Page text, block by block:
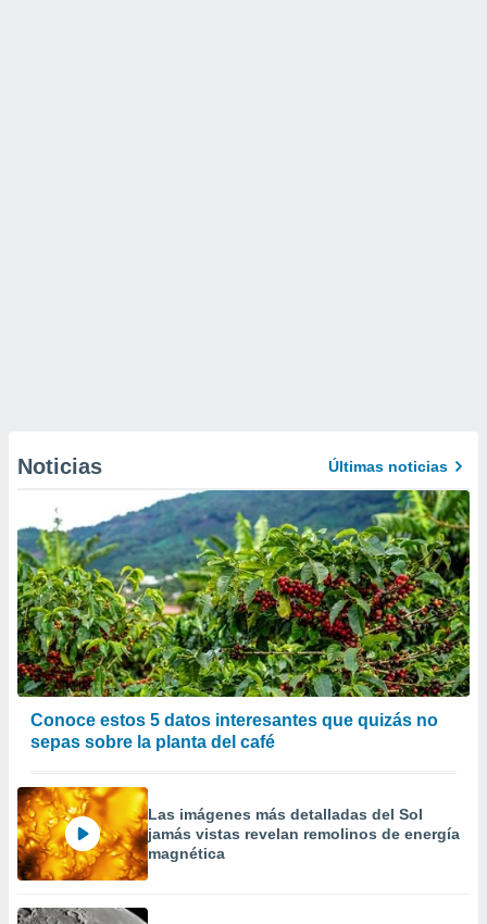
Noticias Últimas noticias
Conoce estos 5 datos interesantes que quizás no
sepas sobre la planta del café
Las imágenes más detalladas del Sol
jamás vistas revelan remolinos de energía
magnética